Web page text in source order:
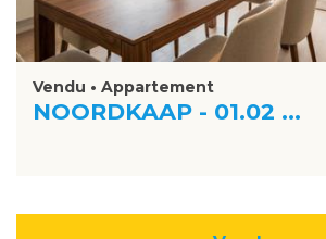
Vendu • Appartement
NOORDKAAP - 01.02 ...